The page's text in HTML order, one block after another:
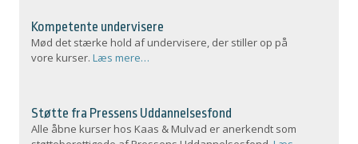
Kompetente undervisere
Mød det stærke hold af undervisere, der stiller op på
vore kurser.Læs mere…
Støtte fra Pressens Uddannelsesfond
Alle åbne kurser hos Kaas & Mulvad er anerkendt som